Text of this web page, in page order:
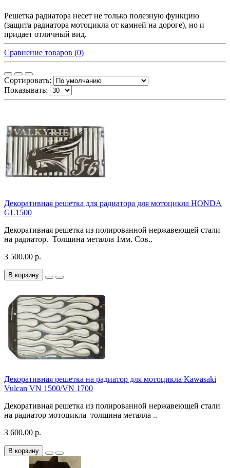
Решетка радиатора несет не только полезную функцию
(защита радиатора мотоцикла от камней на дороге), но и
придает отличный вид.
Сравнение товаров (0)
Сортировать:
Показывать:
Декоративная решетка для радиатора для мотоцикла HONDA
GL1500
Декоративная решетка из полированной нержавеющей стали
на радиатор. Толщина металла 1мм. Сов..
3 500.00 р.
В корзину
Декоративная решетка на радиатор для мотоцикла Kawasaki
Vulcan VN 1500/VN 1700
Декоративная решетка из полированной нержавеющей стали
на радиатор мотоцикла толщина металла ..
3 600.00 р.
В корзину